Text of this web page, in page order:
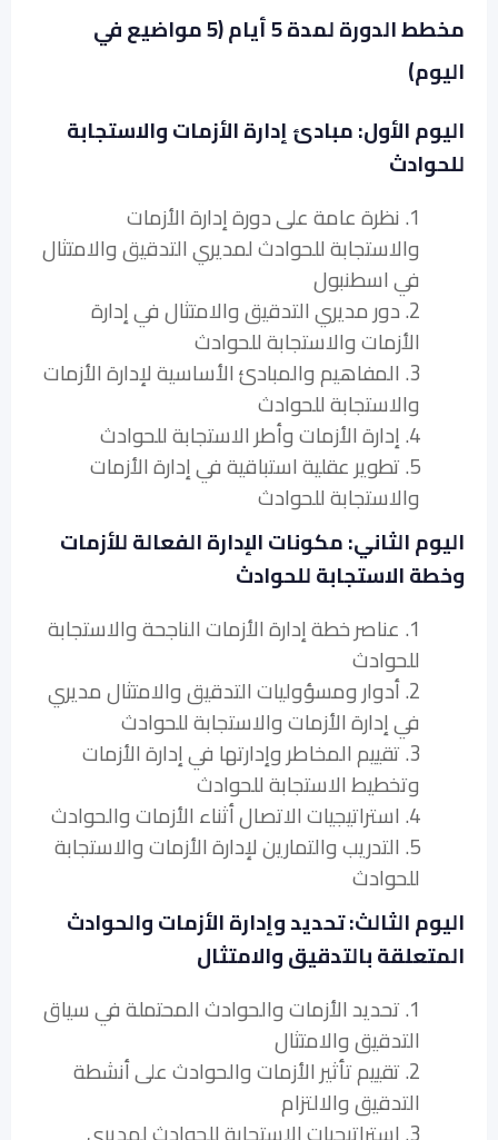
مخطط الدورة لمدة 5 أيام (5 مواضيع في
اليوم)
اليوم الأول: مبادئ إدارة الأزمات والاستجابة
للحوادث
1. نظرة عامة على دورة إدارة الأزمات
والاستجابة للحوادث لمديري التدقيق والامتثال
في اسطنبول
2. دور مديري التدقيق والامتثال في إدارة
الأزمات والاستجابة للحوادث
3. المفاهيم والمبادئ الأساسية لإدارة الأزمات
والاستجابة للحوادث
4. إدارة الأزمات وأطر الاستجابة للحوادث
5. تطوير عقلية استباقية في إدارة الأزمات
والاستجابة للحوادث
اليوم الثاني: مكونات الإدارة الفعالة للأزمات
وخطة الاستجابة للحوادث
1. عناصر خطة إدارة الأزمات الناجحة والاستجابة
للحوادث
2. أدوار ومسؤوليات التدقيق والامتثال مديري
في إدارة الأزمات والاستجابة للحوادث
3. تقييم المخاطر وإدارتها في إدارة الأزمات
وتخطيط الاستجابة للحوادث
4. استراتيجيات الاتصال أثناء الأزمات والحوادث
5. التدريب والتمارين لإدارة الأزمات والاستجابة
للحوادث
اليوم الثالث: تحديد وإدارة الأزمات والحوادث
المتعلقة بالتدقيق والامتثال
1. تحديد الأزمات والحوادث المحتملة في سياق
التدقيق والامتثال
2. تقييم تأثير الأزمات والحوادث على أنشطة
التدقيق والالتزام